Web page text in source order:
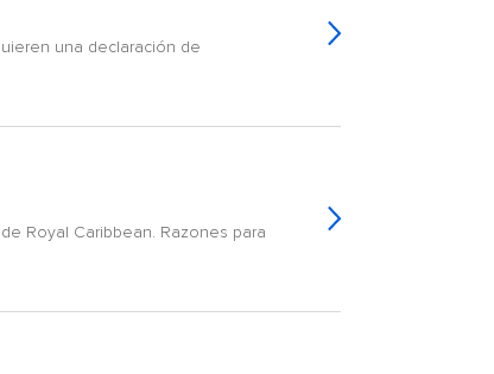
una declaración de
Royal Caribbean. Razones para